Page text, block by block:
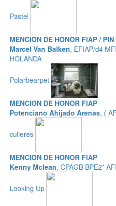
Pastel
MENCION DE HONOR FIAP /
Marcel Van Balken, EFIAP/d4
HOLANDA
Polarbearpet
MENCION DE HONOR FIAP
Potenciano Ahijado Arenas, (
culleres
MENCION DE HONOR FIAP
Kenny Mclean, CPAGB BPE2*
Looking Up